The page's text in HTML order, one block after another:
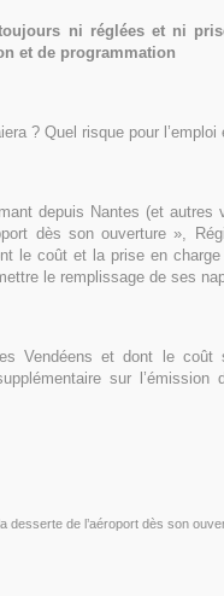
ni réglées et ni
et de programmation
? Quel risque pour
depuis Nantes (et autres
dès son ouverture »,
le coût et la prise en
le remplissage de ses
Vendéens et dont le coût
sur
desserte de l’aéroport dès son